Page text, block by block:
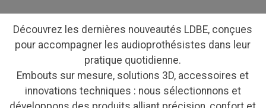
Découvrez les dernières nouveautés LDBE, conçues
pour accompagner les audioprothésistes dans leur
pratique quotidienne.
Embouts sur mesure, solutions 3D, accessoires et
innovations techniques : nous sélectionnons et